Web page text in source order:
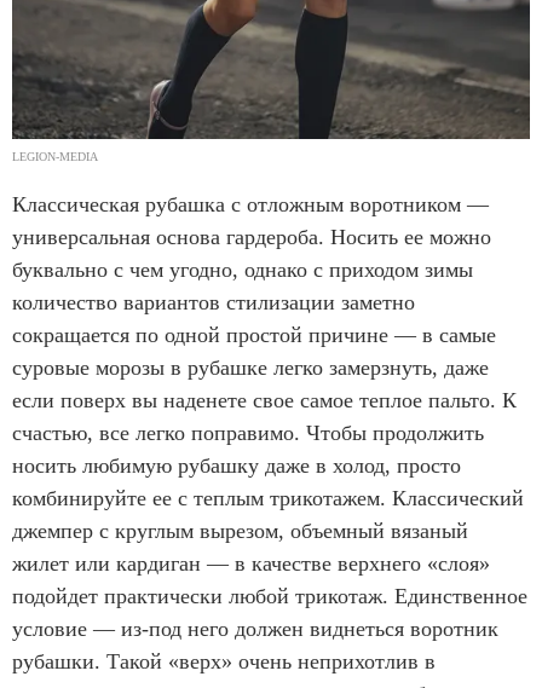
LEGION-MEDIA
Классическая рубашка с отложным воротником —
универсальная основа гардероба. Носить ее можно
буквально с чем угодно, однако с приходом зимы
количество вариантов стилизации заметно
сокращается по одной простой причине — в самые
суровые морозы в рубашке легко замерзнуть, даже
если поверх вы наденете свое самое теплое пальто. К
счастью, все легко поправимо. Чтобы продолжить
носить любимую рубашку даже в холод, просто
комбинируйте ее с теплым трикотажем. Классический
джемпер с круглым вырезом, объемный вязаный
жилет или кардиган — в качестве верхнего «слоя»
подойдет практически любой трикотаж. Единственное
условие — из-под него должен виднеться воротник
рубашки. Такой «верх» очень неприхотлив в